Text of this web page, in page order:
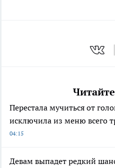
Перестала мучиться от
исключила из меню всего
04:15
Девам выпадет редкий